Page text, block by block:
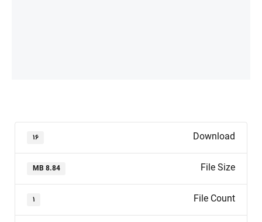
Download ۱۶
File Size
8.84 MB
File Count ۱